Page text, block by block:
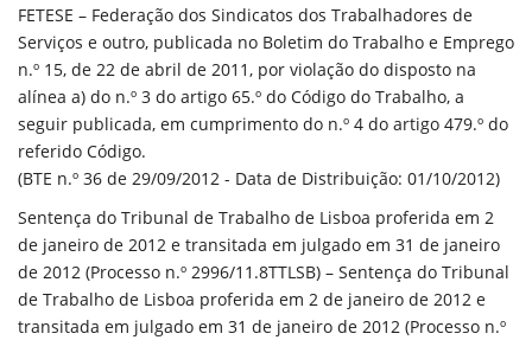
FETESE – Federação dos Sindicatos dos Trabalhadores de
Serviços e outro, publicada no Boletim do Trabalho e Emprego
n.º 15, de 22 de abril de 2011, por violação do disposto na
alínea a) do n.º 3 do artigo 65.º do Código do Trabalho, a
seguir publicada, em cumprimento do n.º 4 do artigo 479.º do
referido Código.
(BTE n.º 36 de 29/09/2012 - Data de Distribuição: 01/10/2012)
Sentença do Tribunal de Trabalho de Lisboa proferida em 2
de janeiro de 2012 e transitada em julgado em 31 de janeiro
de 2012 (Processo n.º 2996/11.8TTLSB) – Sentença do Tribunal
de Trabalho de Lisboa proferida em 2 de janeiro de 2012 e
transitada em julgado em 31 de janeiro de 2012 (Processo n.º